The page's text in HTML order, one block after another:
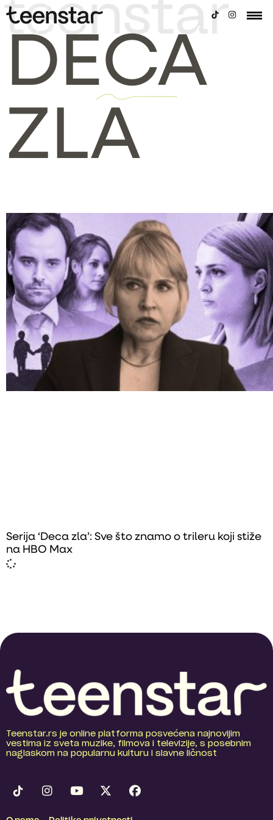
DECA
ZLA
Serija ‘Deca zla’: Sve što znamo o trileru koji stiže
na HBO Max
Teenstar.rs je online platforma posvećena najnovijim
vestima iz sveta muzike, filmova i televizije, s posebnim
naglaskom na popularnu kulturu i slavne ličnost